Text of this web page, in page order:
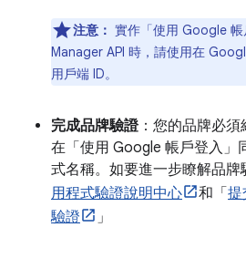
注意： 實作「使用 Google
Manager API 時，請使用在
用戶端 ID。
完成品牌驗證：您的品牌必須
在「使用 Google 帳戶登入」
式名稱。如要進一步瞭解品牌
用程式驗證說明中心
和「 提
驗證
」